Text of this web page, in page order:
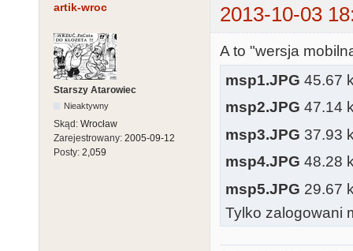
artik-wroc 2013-10-03
Starszy Atarowiec
Nieaktywny
Skąd: Wrocław
Zarejestrowany: 2005-09-12
Posty: 2,059
A to "wersja
msp1.JPG 45.67
msp2.JPG 47.14
msp3.JPG 37.93
msp4.JPG 48.28
msp5.JPG 29.67
Tylko zalogowani